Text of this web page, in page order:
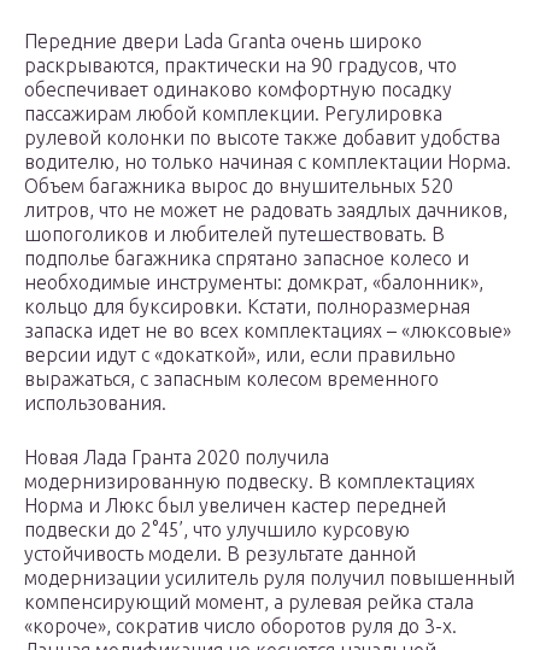
Передние двери Lada Granta очень широко
раскрываются, практически на 90 градусов, что
обеспечивает одинаково комфортную посадку
пассажирам любой комплекции. Регулировка
рулевой колонки по высоте также добавит удобства
водителю, но только начиная с комплектации Норма.
Объем багажника вырос до внушительных 520
литров, что не может не радовать заядлых дачников,
шопоголиков и любителей путешествовать. В
подполье багажника спрятано запасное колесо и
необходимые инструменты: домкрат, «балонник»,
кольцо для буксировки. Кстати, полноразмерная
запаска идет не во всех комплектациях – «люксовые»
версии идут с «докаткой», или, если правильно
выражаться, с запасным колесом временного
использования.
Новая Лада Гранта 2020 получила
модернизированную подвеску. В комплектациях
Норма и Люкс был увеличен кастер передней
подвески до 2°45’, что улучшило курсовую
устойчивость модели. В результате данной
модернизации усилитель руля получил повышенный
компенсирующий момент, а рулевая рейка стала
«короче», сократив число оборотов руля до 3-х.